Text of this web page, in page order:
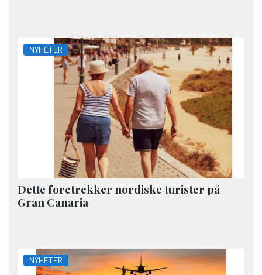
NYHETER
Dette foretrekker nordiske turister på
Gran Canaria
NYHETER